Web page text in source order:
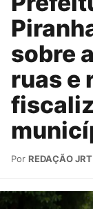
sobre
ruas e
Por REDAÇÃO